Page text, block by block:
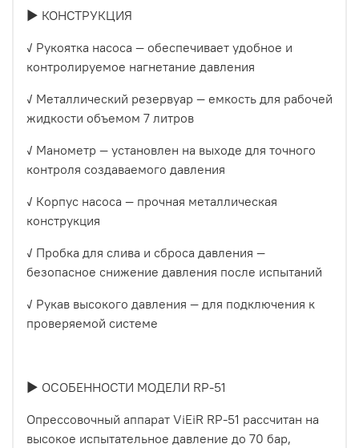
► КОНСТРУКЦИЯ
✓ Рукоятка насоса — обеспечивает удобное и
контролируемое нагнетание давления
✓ Металлический резервуар — емкость для рабочей
жидкости объемом 7 литров
✓ Манометр — установлен на выходе для точного
контроля создаваемого давления
✓ Корпус насоса — прочная металлическая
конструкция
✓ Пробка для слива и сброса давления —
безопасное снижение давления после испытаний
✓ Рукав высокого давления — для подключения к
проверяемой системе
► ОСОБЕННОСТИ МОДЕЛИ RP-51
Опрессовочный аппарат ViEiR RP-51 рассчитан на
высокое испытательное давление до 70 бар,